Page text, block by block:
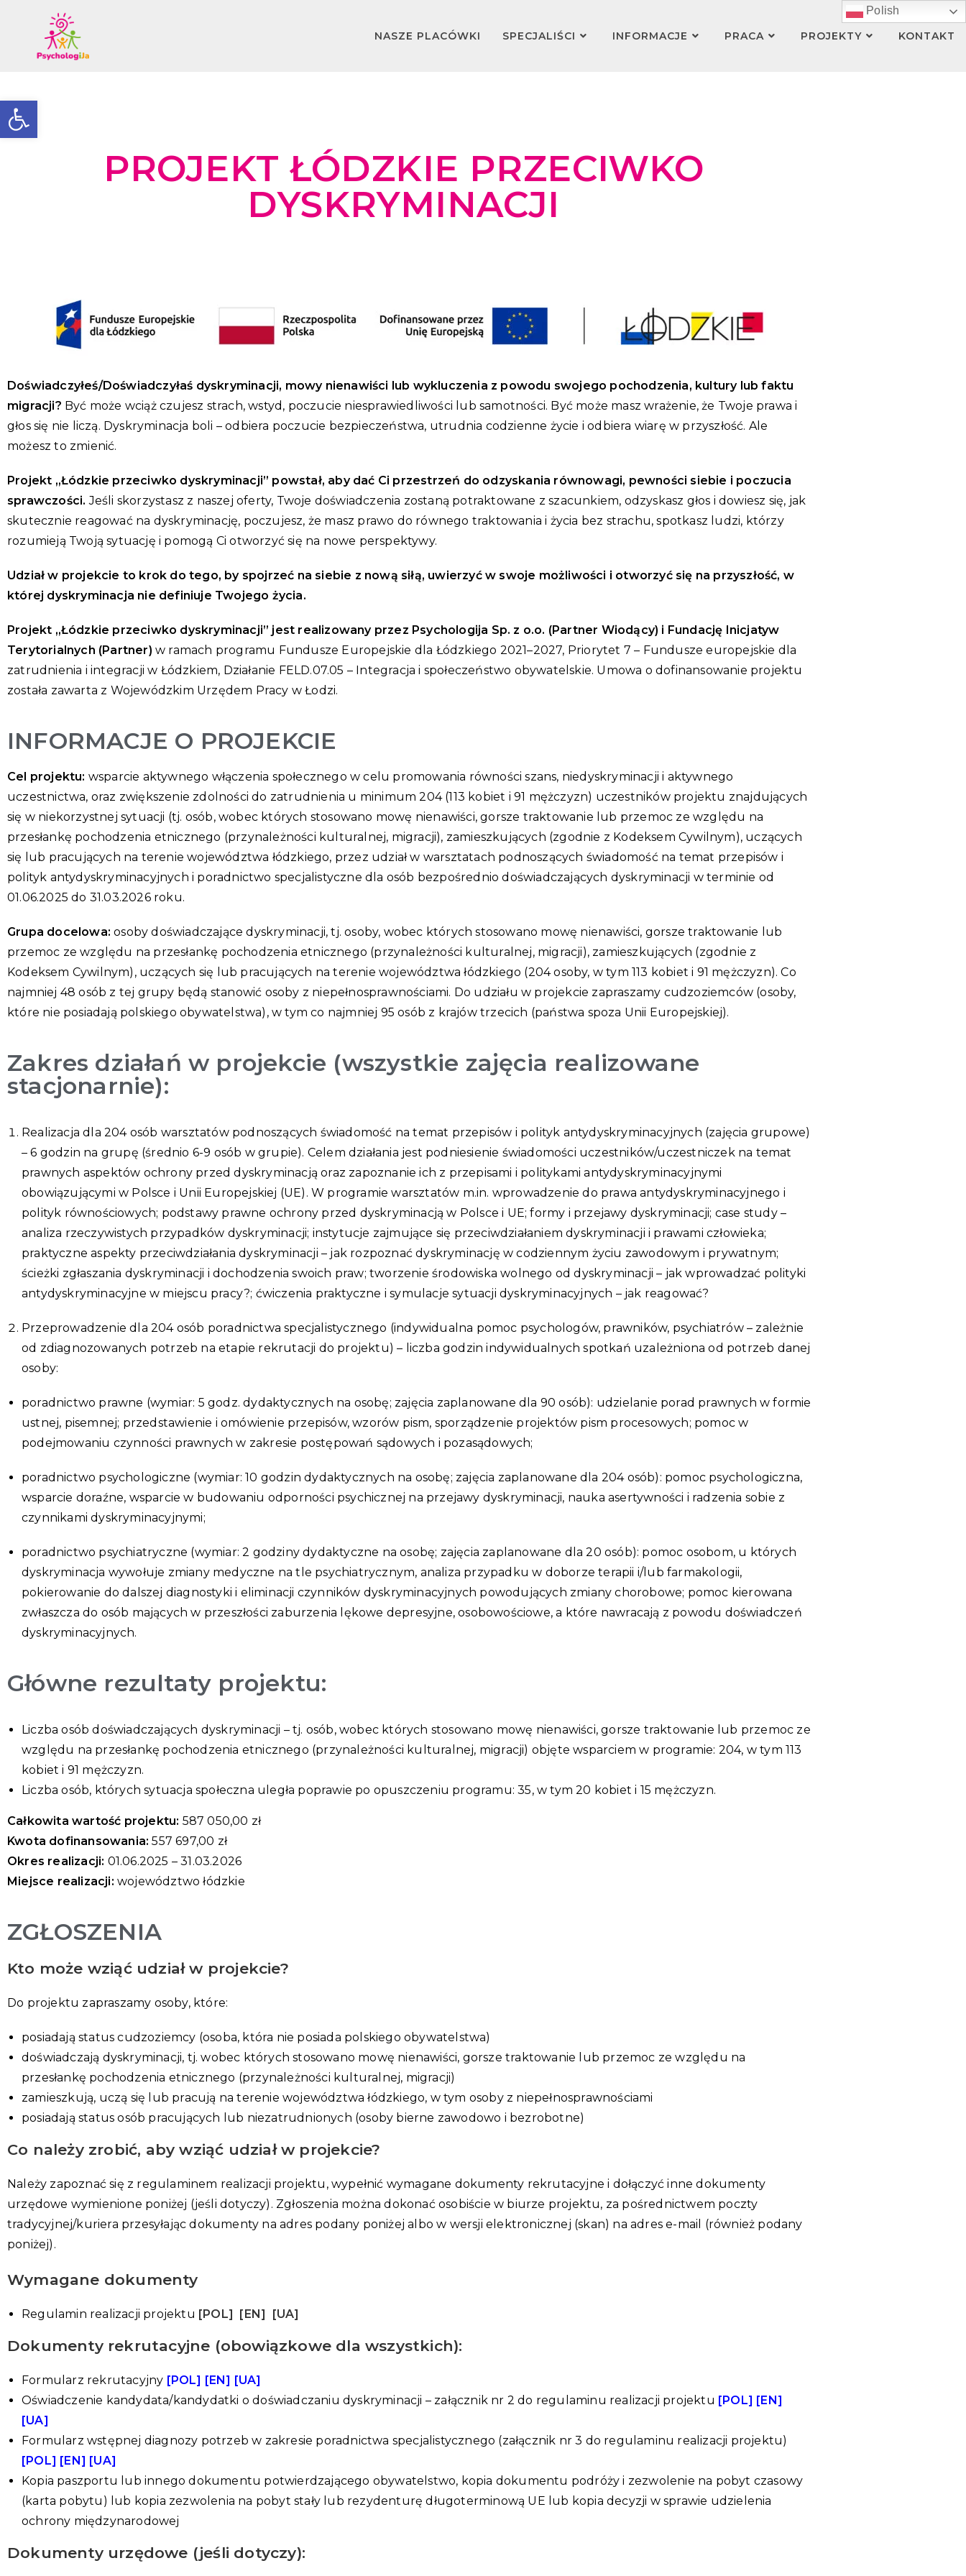
Otwórz pasek narzędzi
NASZE PLACÓWKI SPECJALIŚCI INFORMACJE PRACA PROJEKTY KONTAKT
PROJEKT ŁÓDZKIE PRZECIWKO
DYSKRYMINACJI
Doświadczyłeś/Doświadczyłaś dyskryminacji, mowy nienawiści lub wykluczenia z powodu swojego pochodzenia, kultury lub faktu
migracji? Być może wciąż czujesz strach, wstyd, poczucie niesprawiedliwości lub samotności. Być może masz wrażenie, że Twoje prawa i
głos się nie liczą. Dyskryminacja boli – odbiera poczucie bezpieczeństwa, utrudnia codzienne życie i odbiera wiarę w przyszłość. Ale
możesz to zmienić.
Projekt „Łódzkie przeciwko dyskryminacji” powstał, aby dać Ci przestrzeń do odzyskania równowagi, pewności siebie i poczucia
sprawczości. Jeśli skorzystasz z naszej oferty, Twoje doświadczenia zostaną potraktowane z szacunkiem, odzyskasz głos i dowiesz się, jak
skutecznie reagować na dyskryminację, poczujesz, że masz prawo do równego traktowania i życia bez strachu, spotkasz ludzi, którzy
rozumieją Twoją sytuację i pomogą Ci otworzyć się na nowe perspektywy.
Udział w projekcie to krok do tego, by spojrzeć na siebie z nową siłą, uwierzyć w swoje możliwości i otworzyć się na przyszłość, w
której dyskryminacja nie definiuje Twojego życia.
Projekt „Łódzkie przeciwko dyskryminacji” jest realizowany przez Psychologija Sp. z o.o. (Partner Wiodący) i Fundację Inicjatyw
Terytorialnych (Partner) w ramach programu Fundusze Europejskie dla Łódzkiego 2021–2027, Priorytet 7 – Fundusze europejskie dla
zatrudnienia i integracji w Łódzkiem, Działanie FELD.07.05 – Integracja i społeczeństwo obywatelskie. Umowa o dofinansowanie projektu
została zawarta z Wojewódzkim Urzędem Pracy w Łodzi.
INFORMACJE O PROJEKCIE
Cel projektu: wsparcie aktywnego włączenia społecznego w celu promowania równości szans, niedyskryminacji i aktywnego
uczestnictwa, oraz zwiększenie zdolności do zatrudnienia u minimum 204 (113 kobiet i 91 mężczyzn) uczestników projektu znajdujących
się w niekorzystnej sytuacji (tj. osób, wobec których stosowano mowę nienawiści, gorsze traktowanie lub przemoc ze względu na
przesłankę pochodzenia etnicznego (przynależności kulturalnej, migracji), zamieszkujących (zgodnie z Kodeksem Cywilnym), uczących
się lub pracujących na terenie województwa łódzkiego, przez udział w warsztatach podnoszących świadomość na temat przepisów i
polityk antydyskryminacyjnych i poradnictwo specjalistyczne dla osób bezpośrednio doświadczających dyskryminacji w terminie od
01.06.2025 do 31.03.2026 roku.
Grupa docelowa: osoby doświadczające dyskryminacji, tj. osoby, wobec których stosowano mowę nienawiści, gorsze traktowanie lub
przemoc ze względu na przesłankę pochodzenia etnicznego (przynależności kulturalnej, migracji), zamieszkujących (zgodnie z
Kodeksem Cywilnym), uczących się lub pracujących na terenie województwa łódzkiego (204 osoby, w tym 113 kobiet i 91 mężczyzn). Co
najmniej 48 osób z tej grupy będą stanowić osoby z niepełnosprawnościami. Do udziału w projekcie zapraszamy cudzoziemców (osoby,
które nie posiadają polskiego obywatelstwa), w tym co najmniej 95 osób z krajów trzecich (państwa spoza Unii Europejskiej).
Zakres działań w projekcie (wszystkie zajęcia realizowane
stacjonarnie):
Realizacja dla 204 osób warsztatów podnoszących świadomość na temat przepisów i polityk antydyskryminacyjnych (zajęcia grupowe)
– 6 godzin na grupę (średnio 6-9 osób w grupie). Celem działania jest podniesienie świadomości uczestników/uczestniczek na temat
prawnych aspektów ochrony przed dyskryminacją oraz zapoznanie ich z przepisami i politykami antydyskryminacyjnymi
obowiązującymi w Polsce i Unii Europejskiej (UE). W programie warsztatów m.in. wprowadzenie do prawa antydyskryminacyjnego i
polityk równościowych; podstawy prawne ochrony przed dyskryminacją w Polsce i UE; formy i przejawy dyskryminacji; case study –
analiza rzeczywistych przypadków dyskryminacji; instytucje zajmujące się przeciwdziałaniem dyskryminacji i prawami człowieka;
praktyczne aspekty przeciwdziałania dyskryminacji – jak rozpoznać dyskryminację w codziennym życiu zawodowym i prywatnym;
ścieżki zgłaszania dyskryminacji i dochodzenia swoich praw; tworzenie środowiska wolnego od dyskryminacji – jak wprowadzać polityki
antydyskryminacyjne w miejscu pracy?; ćwiczenia praktyczne i symulacje sytuacji dyskryminacyjnych – jak reagować?
Przeprowadzenie dla 204 osób poradnictwa specjalistycznego (indywidualna pomoc psychologów, prawników, psychiatrów – zależnie
od zdiagnozowanych potrzeb na etapie rekrutacji do projektu) – liczba godzin indywidualnych spotkań uzależniona od potrzeb danej
osoby:
poradnictwo prawne (wymiar: 5 godz. dydaktycznych na osobę; zajęcia zaplanowane dla 90 osób): udzielanie porad prawnych w formie
ustnej, pisemnej; przedstawienie i omówienie przepisów, wzorów pism, sporządzenie projektów pism procesowych; pomoc w
podejmowaniu czynności prawnych w zakresie postępowań sądowych i pozasądowych;
poradnictwo psychologiczne (wymiar: 10 godzin dydaktycznych na osobę; zajęcia zaplanowane dla 204 osób): pomoc psychologiczna,
wsparcie doraźne, wsparcie w budowaniu odporności psychicznej na przejawy dyskryminacji, nauka asertywności i radzenia sobie z
czynnikami dyskryminacyjnymi;
poradnictwo psychiatryczne (wymiar: 2 godziny dydaktyczne na osobę; zajęcia zaplanowane dla 20 osób): pomoc osobom, u których
dyskryminacja wywołuje zmiany medyczne na tle psychiatrycznym, analiza przypadku w doborze terapii i/lub farmakologii,
pokierowanie do dalszej diagnostyki i eliminacji czynników dyskryminacyjnych powodujących zmiany chorobowe; pomoc kierowana
zwłaszcza do osób mających w przeszłości zaburzenia lękowe depresyjne, osobowościowe, a które nawracają z powodu doświadczeń
dyskryminacyjnych.
Główne rezultaty projektu:
Liczba osób doświadczających dyskryminacji – tj. osób, wobec których stosowano mowę nienawiści, gorsze traktowanie lub przemoc ze
względu na przesłankę pochodzenia etnicznego (przynależności kulturalnej, migracji) objęte wsparciem w programie: 204, w tym 113
kobiet i 91 mężczyzn.
Liczba osób, których sytuacja społeczna uległa poprawie po opuszczeniu programu: 35, w tym 20 kobiet i 15 mężczyzn.
Całkowita wartość projektu: 587 050,00 zł
Kwota dofinansowania: 557 697,00 zł
Okres realizacji: 01.06.2025 – 31.03.2026
Miejsce realizacji: województwo łódzkie
ZGŁOSZENIA
Kto może wziąć udział w projekcie?
Do projektu zapraszamy osoby, które:
posiadają status cudzoziemcy (osoba, która nie posiada polskiego obywatelstwa)
doświadczają dyskryminacji, tj. wobec których stosowano mowę nienawiści, gorsze traktowanie lub przemoc ze względu na
przesłankę pochodzenia etnicznego (przynależności kulturalnej, migracji)
zamieszkują, uczą się lub pracują na terenie województwa łódzkiego, w tym osoby z niepełnosprawnościami
posiadają status osób pracujących lub niezatrudnionych (osoby bierne zawodowo i bezrobotne)
Co należy zrobić, aby wziąć udział w projekcie?
Należy zapoznać się z regulaminem realizacji projektu, wypełnić wymagane dokumenty rekrutacyjne i dołączyć inne dokumenty
urzędowe wymienione poniżej (jeśli dotyczy). Zgłoszenia można dokonać osobiście w biurze projektu, za pośrednictwem poczty
tradycyjnej/kuriera przesyłając dokumenty na adres podany poniżej albo w wersji elektronicznej (skan) na adres e-mail (również podany
poniżej).
Wymagane dokumenty
Regulamin realizacji projektu [POL] [EN] [UA]
Dokumenty rekrutacyjne (obowiązkowe dla wszystkich):
Formularz rekrutacyjny [POL] [EN] [UA]
Oświadczenie kandydata/kandydatki o doświadczaniu dyskryminacji – załącznik nr 2 do regulaminu realizacji projektu [POL] [EN]
[UA]
Formularz wstępnej diagnozy potrzeb w zakresie poradnictwa specjalistycznego (załącznik nr 3 do regulaminu realizacji projektu)
[POL] [EN] [UA]
Kopia paszportu lub innego dokumentu potwierdzającego obywatelstwo, kopia dokumentu podróży i zezwolenie na pobyt czasowy
(karta pobytu) lub kopia zezwolenia na pobyt stały lub rezydenturę długoterminową UE lub kopia decyzji w sprawie udzielenia
ochrony międzynarodowej
Dokumenty urzędowe (jeśli dotyczy):
Polish